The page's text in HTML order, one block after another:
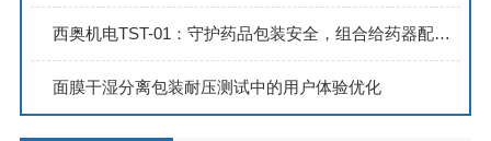
西奥机电TST-01：守护药品包装安全，组合给药器配合性测试新方案
面膜干湿分离包装耐压测试中的用户体验优化